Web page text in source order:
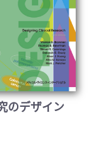
のデザイン